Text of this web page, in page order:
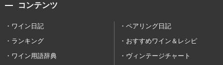
コンテンツ
ワイン日記
ペアリング日記
ランキング
おすすめワイン＆レシピ
ワイン用語辞典
ヴィンテージチャート